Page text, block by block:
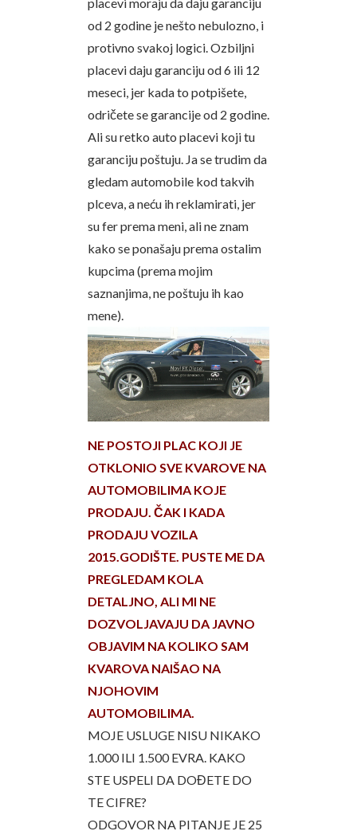
od 2 godine je nešto nebulozno, i
protivno svakoj logici. Ozbiljni
placevi daju garanciju od 6 ili 12
meseci, jer kada to potpišete,
odričete se garancije od 2 godine.
Ali su retko auto placevi koji tu
garanciju poštuju. Ja se trudim da
gledam automobile kod takvih
plceva, a neću ih reklamirati, jer
su fer prema meni, ali ne znam
kako se ponašaju prema ostalim
kupcima (prema mojim
saznanjima, ne poštuju ih kao
mene).
NE POSTOJI PLAC KOJI JE
OTKLONIO SVE KVAROVE NA
AUTOMOBILIMA KOJE
PRODAJU. ČAK I KADA
PRODAJU VOZILA
2015.GODIŠTE. PUSTE ME DA
PREGLEDAM KOLA
DETALJNO, ALI MI NE
DOZVOLJAVAJU DA JAVNO
OBJAVIM NA KOLIKO SAM
KVAROVA NAIŠAO NA
NJOHOVIM
AUTOMOBILIMA.
MOJE USLUGE NISU NIKAKO
1.000 ILI 1.500 EVRA. KAKO
STE USPELI DA DOĐETE DO
TE CIFRE?
ODGOVOR NA PITANJE JE 25